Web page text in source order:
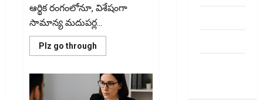
ఆర్థిక రంగంలోనూ, విశేషంగా
సామాన్య మదుపర్ల...
Plz go through
more
మదుపర్లకు
బిగ్
రిలీఫ్: